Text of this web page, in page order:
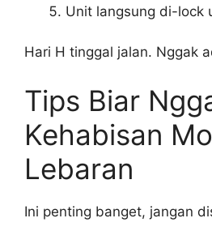
Unit langsung di-lock
Hari H tinggal jalan. Nggak
Tips Biar
Kehabisan
Lebaran
Ini penting banget, jangan